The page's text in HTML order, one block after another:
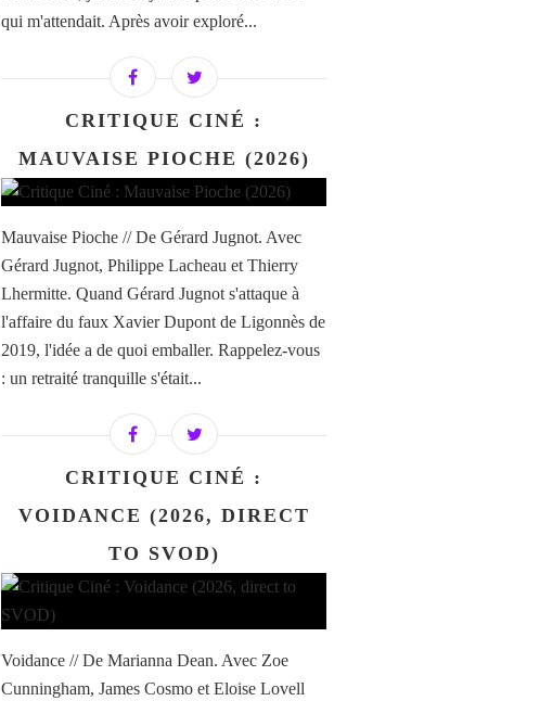
qui m'attendait. Après avoir exploré...
CRITIQUE CINÉ :
MAUVAISE PIOCHE (2026)
Mauvaise Pioche // De Gérard Jugnot. Avec
Gérard Jugnot, Philippe Lacheau et Thierry
Lhermitte. Quand Gérard Jugnot s'attaque à
l'affaire du faux Xavier Dupont de Ligonnès de
2019, l'idée a de quoi emballer. Rappelez-vous
: un retraité tranquille s'était...
CRITIQUE CINÉ :
VOIDANCE (2026, DIRECT
TO SVOD)
Voidance // De Marianna Dean. Avec Zoe
Cunningham, James Cosmo et Eloise Lovell